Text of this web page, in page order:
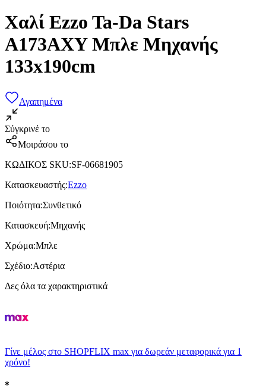
Χαλί Ezzo Ta-Da Stars
A173AXY Μπλε Mηχανής
133x190cm
Αγαπημένα
Σύγκρινέ το
Μοιράσου το
ΚΩΔΙΚΟΣ SKU:SF-06681905
Κατασκευαστής:Ezzo
Ποιότητα:Συνθετικό
Κατασκευή:Μηχανής
Χρώμα:Μπλε
Σχέδιο:Αστέρια
Δες όλα τα χαρακτηριστικά
Γίνε μέλος στο SHOPFLIX max για δωρεάν μεταφορικά για 1
χρόνο!